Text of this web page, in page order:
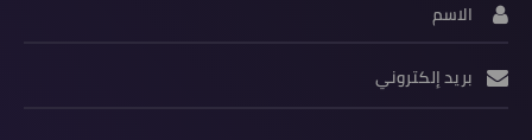
الاسم
بريد إلكتروني